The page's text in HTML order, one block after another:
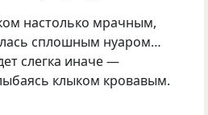
настолько мрачным,
сплошным нуаром…
слегка иначе —
клыком кровавым.